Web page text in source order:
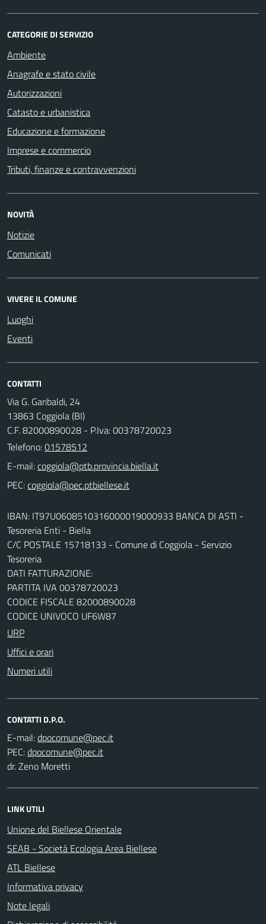
CATEGORIE DI SERVIZIO
Ambiente
Anagrafe e stato civile
Autorizzazioni
Catasto e urbanistica
Educazione e formazione
Imprese e commercio
Tributi, finanze e contravvenzioni
NOVITÀ
Notizie
Comunicati
VIVERE IL COMUNE
Luoghi
Eventi
CONTATTI
Via G. Garibaldi, 24
13863 Coggiola (BI)
C.F. 82000890028 - P.Iva: 00378720023
Telefono:01578512
E-mail:
PEC:
IBAN: IT97U0608510316000019000933 BANCA DI ASTI -
Tesoreria Enti - Biella
C/C POSTALE 15718133 - Comune di Coggiola - Servizio
Tesoreria
DATI FATTURAZIONE:
PARTITA IVA 00378720023
CODICE FISCALE 82000890028
CODICE UNIVOCO UF6W87
URP
Uffici e orari
Numeri utili
CONTATTI D.P.O.
E-mail:
PEC:
dr. Zeno Moretti
LINK UTILI
Unione del Biellese Orientale
SEAB - Società Ecologia Area Biellese
ATL Biellese
Informativa privacy
Note legali